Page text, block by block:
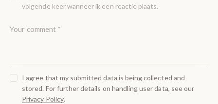
volgende keer wanneer ik een reactie plaats.
I agree that my submitted data is being collected and
stored. For further details on handling user data, see our
Privacy Policy.